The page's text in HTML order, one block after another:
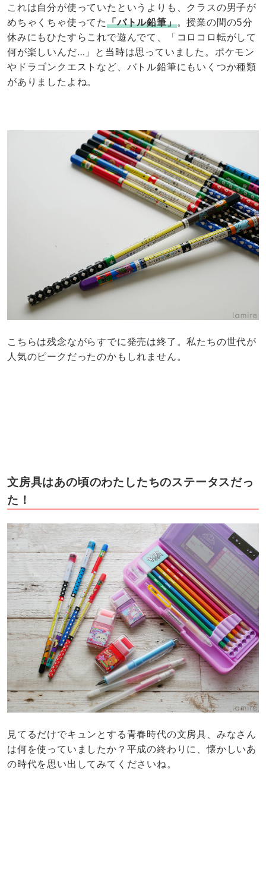
これは自分が使っていたというよりも、クラスの男子が
めちゃくちゃ使ってた「バトル鉛筆」。授業の間の5分
休みにもひたすらこれで遊んでて、「コロコロ転がして
何が楽しいんだ…」と当時は思っていました。ポケモン
やドラゴンクエストなど、バトル鉛筆にもいくつか種類
がありましたよね。
こちらは残念ながらすでに発売は終了。私たちの世代が
人気のピークだったのかもしれません。
文房具はあの頃のわたしたちのステータスだっ
た！
見てるだけでキュンとする青春時代の文房具、みなさん
は何を使っていましたか？平成の終わりに、懐かしいあ
の時代を思い出してみてくださいね。